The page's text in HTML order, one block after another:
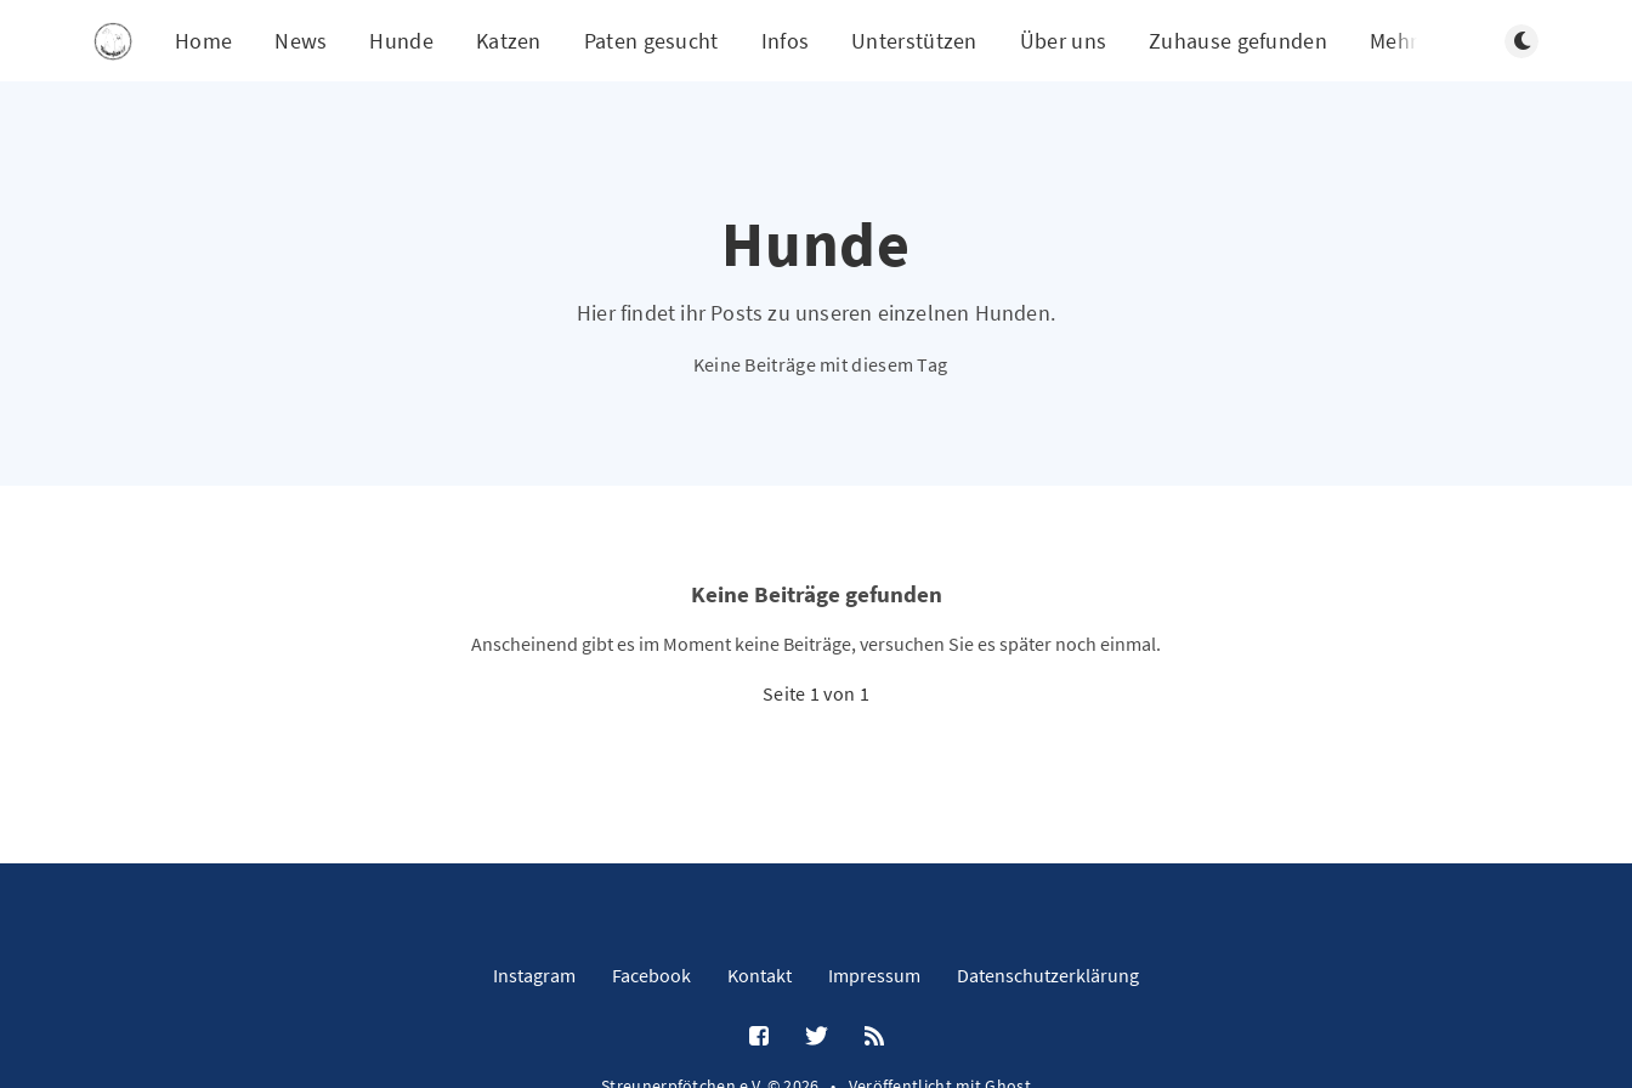
Home News Hunde Katzen Paten gesucht Infos Unterstützen Über uns Zuhause gefunden Mehr Dunklen
Hunde
Hier findet ihr Posts zu unseren einzelnen Hunden.
Keine Beiträge mit diesem Tag
Keine Beiträge gefunden
Anscheinend gibt es im Moment keine Beiträge, versuchen Sie es später noch einmal.
Seite 1 von 1
Instagram Facebook Kontakt Impressum Datenschutzerklärung